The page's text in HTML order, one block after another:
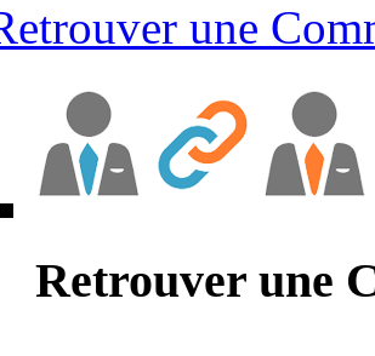
une
Retrouver une